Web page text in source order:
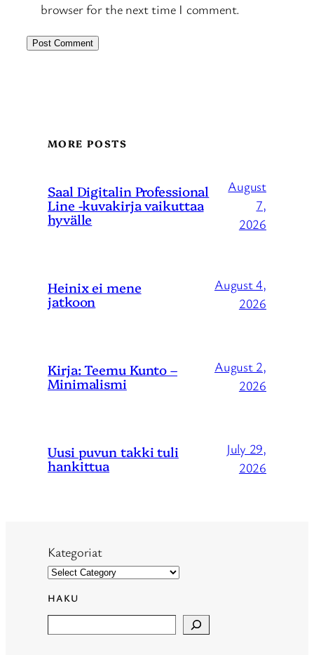
browser for the next time I comment.
MORE POSTS
Saal Digitalin Professional
Line -kuvakirja vaikuttaa
hyvälle
August
7,
2026
Heinix ei mene
jatkoon
August 4,
2026
Kirja: Teemu Kunto –
Minimalismi
August 2,
2026
Uusi puvun takki tuli
hankittua
July 29,
2026
Kategoriat
HAKU